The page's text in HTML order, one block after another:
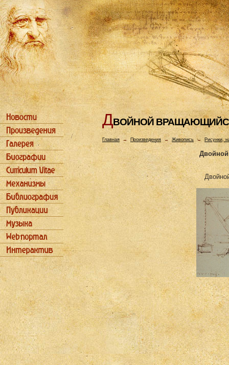
ДВОЙHОЙ
Главная→ Произведения → Живопись → Рисунки,